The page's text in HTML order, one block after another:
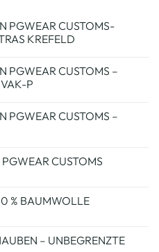
PGWEAR CUSTOMS-
KREFELD
PGWEAR CUSTOMS –
P
PGWEAR CUSTOMS –
CUSTOMS
% BAUMWOLLE
– UNBEGRENZTE